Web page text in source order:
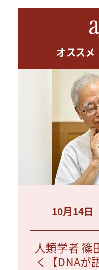
オススメ
10月14日
人類学者 篠
く【DNAが